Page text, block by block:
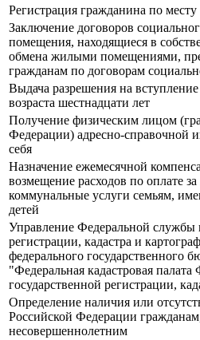
Регистрация гражданина по
Заключение договоров
помещения, находящиеся в
обмена жилыми помещениями,
гражданам по договорам
Выдача разрешения на
возраста шестнадцати лет
Получение физическим лицом
Федерации) адресно-справочной
себя
Назначение ежемесячной
возмещение расходов по оплате
коммунальные услуги семьям,
детей
Управление Федеральной службы
регистрации, кадастра и
федерального государственного
"Федеральная кадастровая
государственной регистрации,
Определение наличия или
Российской Федерации
несовершеннолетним